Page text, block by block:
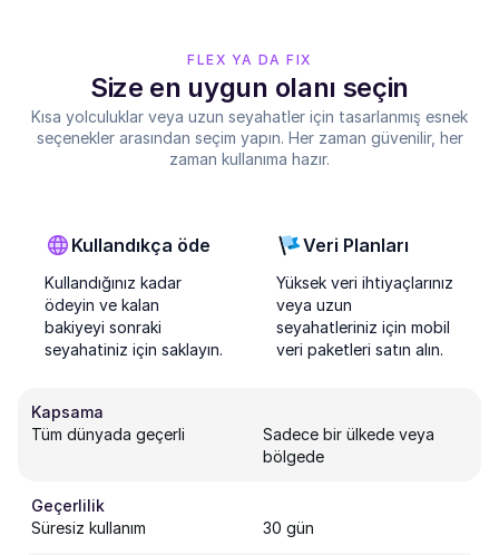
FLEX YA DA FIX
Size en uygun olanı seçin
Kısa yolculuklar veya uzun seyahatler için tasarlanmış esnek
seçenekler arasından seçim yapın. Her zaman güvenilir, her
zaman kullanıma hazır.
Kullandıkça öde
Kullandığınız kadar
ödeyin ve kalan
bakiyeyi sonraki
seyahatiniz için saklayın.
Veri Planları
Yüksek veri ihtiyaçlarınız
veya uzun
seyahatleriniz için mobil
veri paketleri satın alın.
Kapsama
Tüm dünyada geçerli
Sadece bir ülkede veya
bölgede
Geçerlilik
Süresiz kullanım
30 gün